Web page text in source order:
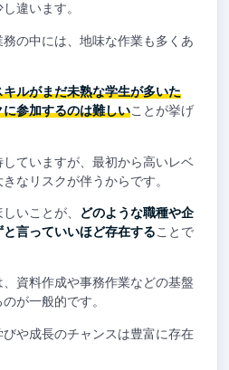
違います。
の中には、地味な作業も多くあ
キルがまだ未熟な学生が多いた
参加するのは難しいことが挙げ
ていますが、最初から高いレベ
なリスクが伴うからです。
いことが、
どのような職種や企
言っていいほど存在することで
資料作成や事務作業などの基盤
が一般的です。
や成長のチャンスは豊富に存在